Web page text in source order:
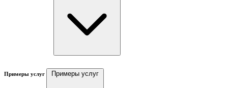
Примеры услуг Примеры услуг